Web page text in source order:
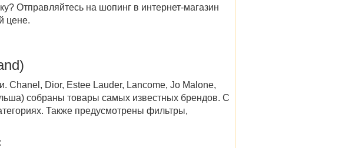
Отправляйтесь на шопинг в интернет-магазин
цене.
Chanel, Dior, Estee Lauder, Lancome, Jo Malone,
собраны товары самых известных брендов. С
Также предусмотрены фильтры,